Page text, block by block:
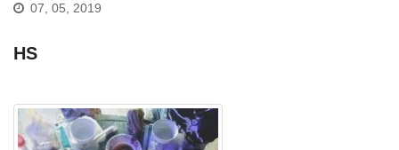
07, 05, 2019
HS